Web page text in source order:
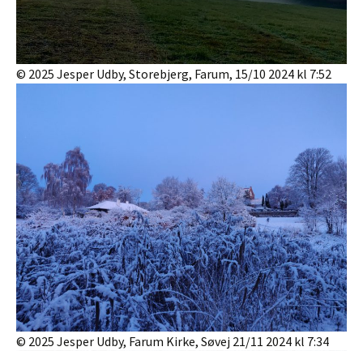
© 2025 Jesper Udby, Storebjerg, Farum, 15/10 2024 kl 7:52
© 2025 Jesper Udby, Farum Kirke, Søvej 21/11 2024 kl 7:34